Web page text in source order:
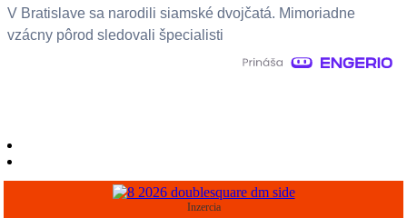
V Bratislave sa narodili siamské dvojčatá. Mimoriadne
vzácny pôrod sledovali špecialisti
Inzercia